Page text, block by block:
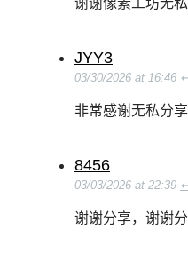
谢谢像素工坊无
JYY3
03/30/2026 at 16:46
非常感谢无私分享
8456
03/03/2026 at 22:39
谢谢分享，谢谢